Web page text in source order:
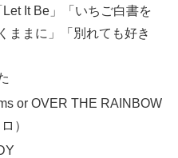
Let It Be」「いちご白書を
ままに」「別れても好き
or OVER THE RAINBOW
）